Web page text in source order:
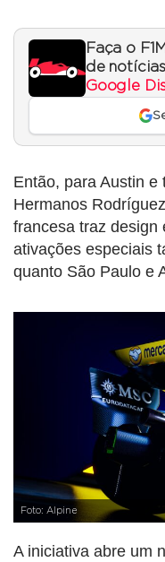
Faça o
de
Google
Então, para Austin
Hermanos
francesa traz design
ativações especiais
quanto São Paulo e
Foto: Alpine
A iniciativa abre um